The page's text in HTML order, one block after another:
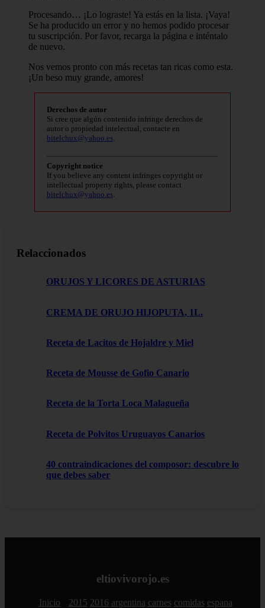
Procesando… ¡Lo lograste! Ya estás en la lista. ¡Vaya!
Se ha producido un error y no hemos podido procesar
tu suscripción. Por favor, recarga la página e inténtalo
de nuevo.
Nos vemos pronto con más recetas tan ricas como esta.
¡Un beso muy grande, amores!
Derechos de autor
Si cree que algún contenido infringe derechos de
autor o propiedad intelectual, contacte en
bitelchux@yahoo.es
Copyright notice
If you believe any content infringes copyright or
intellectual property rights, please contact
bitelchux@yahoo.es
Relaccionados
ORUJOS Y LICORES DE ASTURIAS
CREMA DE ORUJO HIJOPUTA, 1L.
Receta de Lacitos de Hojaldre y Miel
Receta de Mousse de Gofio Canario
Receta de la Torta Loca Malagueña
Receta de Polvitos Uruguayos Canarios
40 contraindicaciones del composor: descubre lo
que debes saber
eltiovivorojo.es
Inicio 2015 2016 argentina carnes comidas espana